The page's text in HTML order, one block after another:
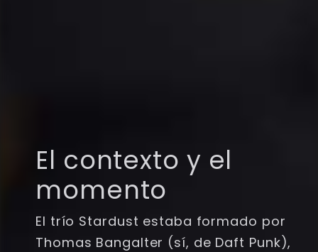
El contexto y el
momento
El trío Stardust estaba formado por
Thomas Bangalter (sí, de Daft Punk),